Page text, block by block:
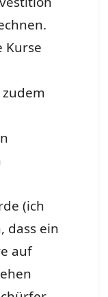
Kurse
(ich
dass ein
auf